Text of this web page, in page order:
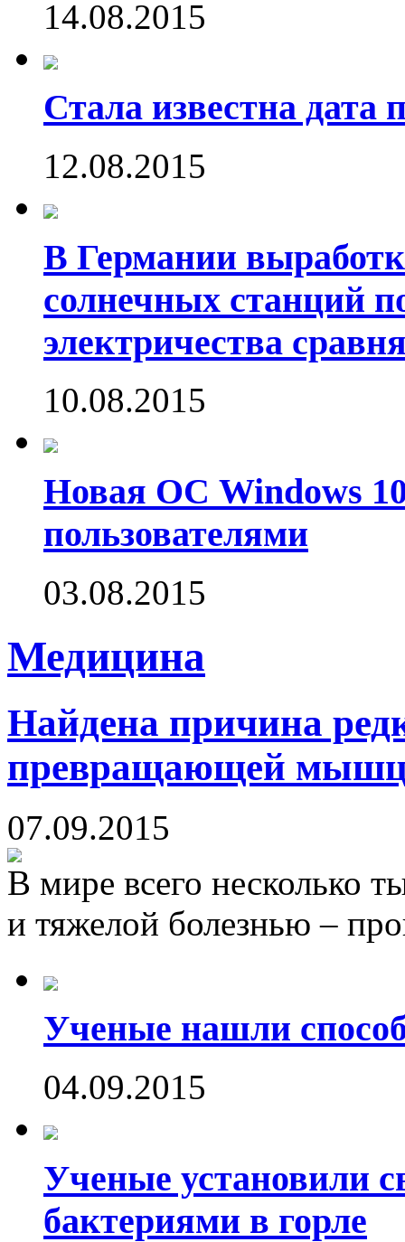
14.08.2015
Стала известна дата
12.08.2015
В Германии
солнечных станций
электричества
10.08.2015
Новая ОС Windows
пользователями
03.08.2015
Медицина
Найдена причина
превращающей
07.09.2015
В мире всего несколько
и тяжелой болезнью –
Ученые нашли
04.09.2015
Ученые установили
бактериями в горле